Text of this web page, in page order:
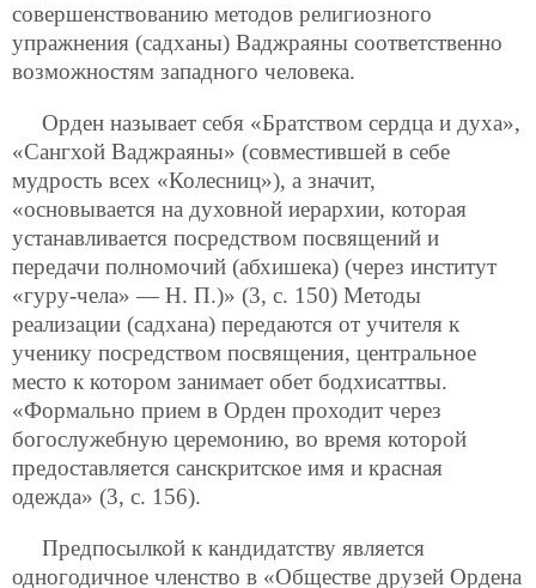
совершенствованию методов религиозного
упражнения (садханы) Ваджраяны соответственно
возможностям западного человека.
Орден называет себя «Братством сердца и духа»,
«Сангхой Ваджраяны» (совместившей в себе
мудрость всех «Колесниц»), а значит,
«основывается на духовной иерархии, которая
устанавливается посредством посвящений и
передачи полномочий (абхишека) (через институт
«гуру-чела» — Н. П.)» (3, с. 150) Методы
реализации (садхана) передаются от учителя к
ученику посредством посвящения, центральное
место к котором занимает обет бодхисаттвы.
«Формально прием в Орден проходит через
богослужебную церемонию, во время которой
предоставляется санскритское имя и красная
одежда» (3, с. 156).
Предпосылкой к кандидатству является
одногодичное членство в «Обществе друзей Ордена